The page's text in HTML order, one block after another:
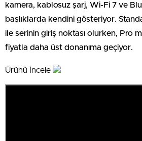
kamera, kablosuz şarj, Wi-Fi 7 ve
başlıklarda kendini gösteriyor.
ile serinin giriş noktası olurken, Pro
fiyatla daha üst donanıma geçiyor.
Ürünü İncele